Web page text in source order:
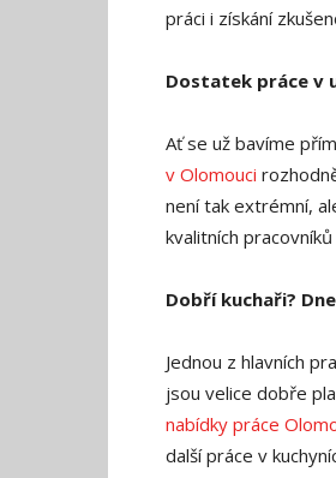
práci i získání
Dostatek práce v
Ať se už bavíme
v Olomouci
není tak extrémní,
kvalitních
Dobří kuchaři?
Jednou z hlavních
jsou velice dobře
nabídky práce
další práce v